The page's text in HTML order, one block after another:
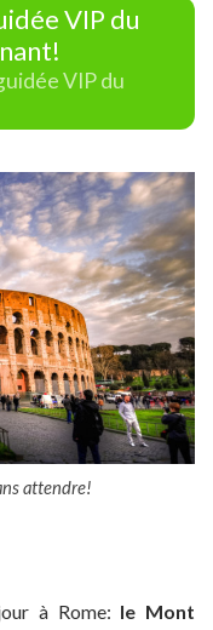
VIP du
VIP du
attendre!
à Rome: le Mont